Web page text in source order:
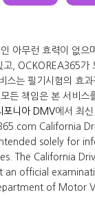
아무런 효력이 없으
고, OCKOREA365가
스는 필기시험의 효
든 책임은 본 서비스
포니아 DMV에서 최
California
solely for
The California
an official
of Motor